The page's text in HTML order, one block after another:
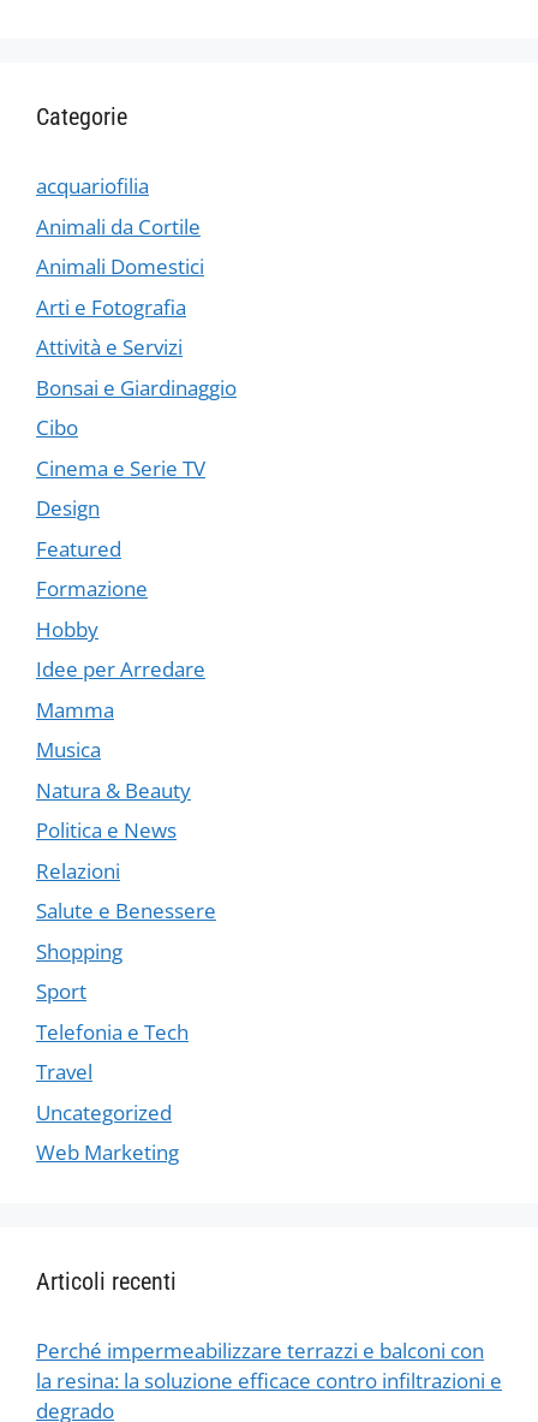
Categorie
acquariofilia
Animali da Cortile
Animali Domestici
Arti e Fotografia
Attività e Servizi
Bonsai e Giardinaggio
Cibo
Cinema e Serie TV
Design
Featured
Formazione
Hobby
Idee per Arredare
Mamma
Musica
Natura & Beauty
Politica e News
Relazioni
Salute e Benessere
Shopping
Sport
Telefonia e Tech
Travel
Uncategorized
Web Marketing
Articoli recenti
Perché impermeabilizzare terrazzi e balconi con
la resina: la soluzione efficace contro infiltrazioni e
degrado